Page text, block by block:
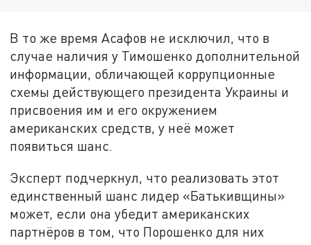
В то же время Асафов не исключил, что в
случае наличия у Тимошенко дополнительной
информации, обличающей коррупционные
схемы действующего президента Украины и
присвоения им и его окружением
американских средств, у неё может
появиться шанс.
Эксперт подчеркнул, что реализовать этот
единственный шанс лидер «Батькивщины»
может, если она убедит американских
партнёров в том, что Порошенко для них